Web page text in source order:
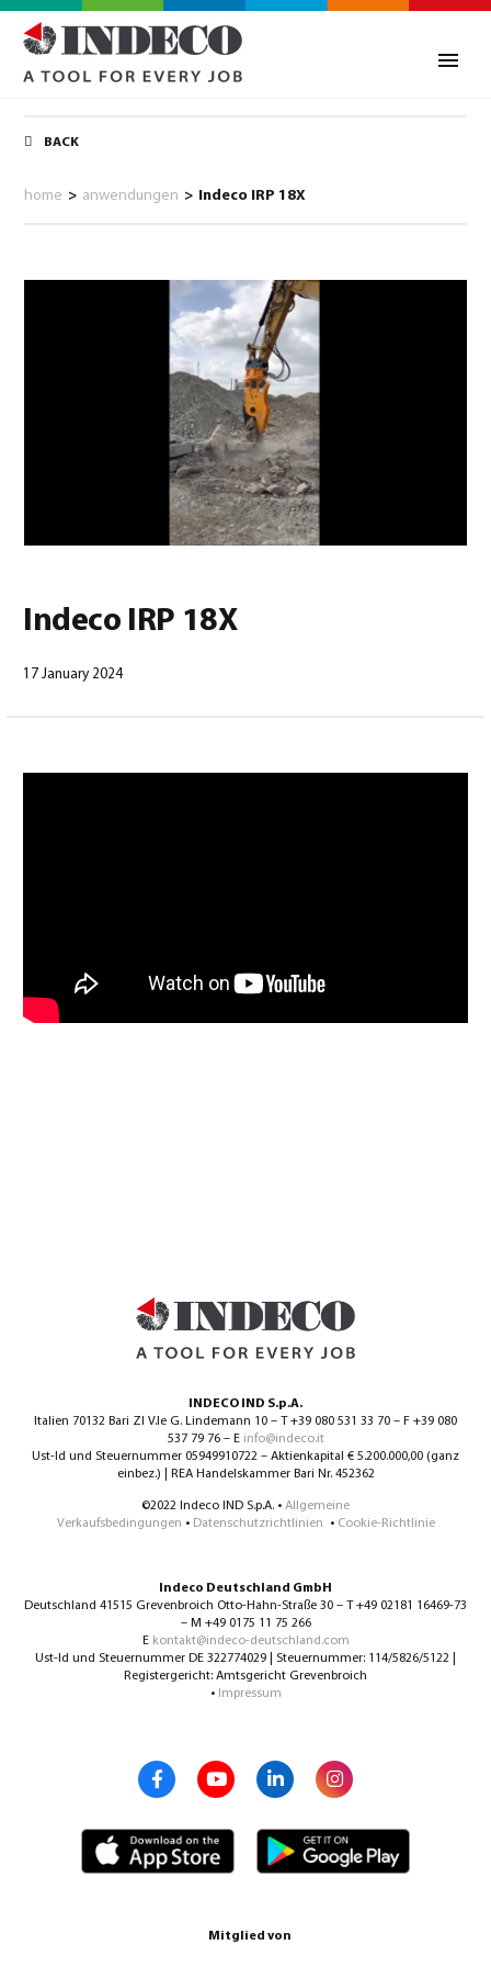
0
BACK
home > anwendungen > Indeco IRP 18X
Indeco IRP 18X
17 January 2024
INDECO IND S.p.A.
Italien 70132 Bari ZI V.le G. Lindemann 10 – T +39 080 531 33 70 – F +39 080
537 79 76 – E info@indeco.it
Ust-Id und Steuernummer 05949910722 – Aktienkapital € 5.200.000,00 (ganz
einbez.) | REA Handelskammer Bari Nr. 452362
©2022 Indeco IND S.p.A. • Allgemeine
Verkaufsbedingungen • Datenschutzrichtlinien • Cookie-Richtlinie
Indeco Deutschland GmbH
Deutschland 41515 Grevenbroich Otto-Hahn-Straße 30 – T +49 02181 16469-73
– M +49 0175 11 75 266
E kontakt@indeco-deutschland.com
Ust-Id und Steuernummer DE 322774029 | Steuernummer: 114/5826/5122 |
Registergericht: Amtsgericht Grevenbroich
• Impressum
Mitglied von